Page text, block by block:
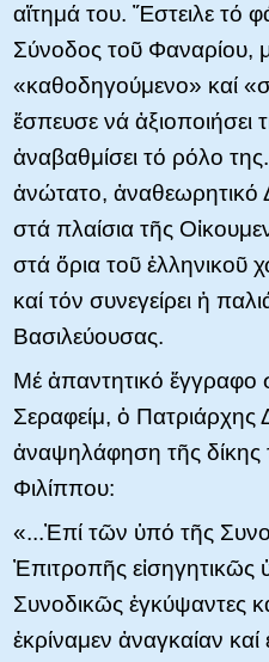
αἴτημά του. Ἔστειλε τό
Σύνοδος τοῦ Φαναρίου,
«καθοδηγούμενο» καί
ἔσπευσε νά ἀξιοποιήσει
ἀναβαθμίσει τό ρόλο
ἀνώτατο, ἀναθεωρητικό
στά πλαίσια τῆς
στά ὅρια τοῦ ἑλληνικοῦ
καί τόν συνεγείρει ἡ
Βασιλεύουσας.
Μέ ἀπαντητικό ἔγγραφο
Σεραφείμ, ὁ Πατριάρχης
ἀναψηλάφηση τῆς
Φιλίππου:
«...Ἐπί τῶν ὑπό τῆς
Ἐπιτροπῆς εἰσηγητικῶς
Συνοδικῶς ἐγκύψαντες
ἐκρίναμεν ἀναγκαίαν